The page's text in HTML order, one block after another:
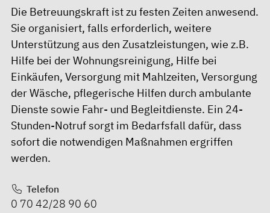
Die Betreuungskraft ist zu festen Zeiten anwesend.
Sie organisiert, falls erforderlich, weitere
Unterstützung aus den Zusatzleistungen, wie z.B.
Hilfe bei der Wohnungsreinigung, Hilfe bei
Einkäufen, Versorgung mit Mahlzeiten, Versorgung
der Wäsche, pflegerische Hilfen durch ambulante
Dienste sowie Fahr- und Begleitdienste. Ein 24-
Stunden-Notruf sorgt im Bedarfsfall dafür, dass
sofort die notwendigen Maßnahmen ergriffen
werden.
Telefon
0 70 42/28 90 60